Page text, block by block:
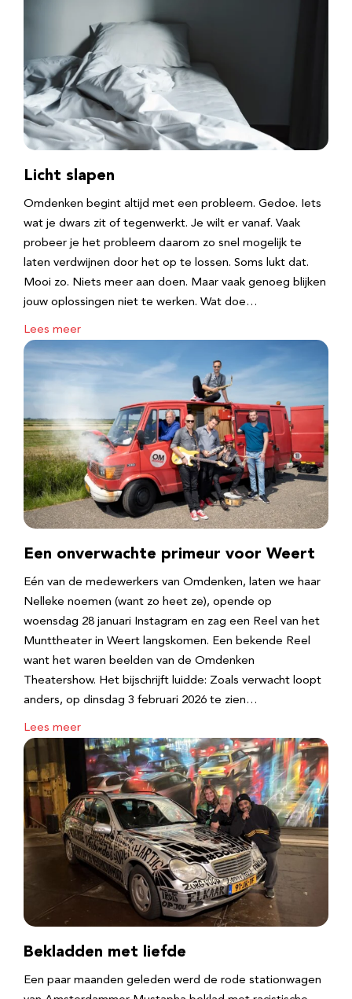
Licht slapen
Omdenken begint altijd met een probleem. Gedoe. Iets
wat je dwars zit of tegenwerkt. Je wilt er vanaf. Vaak
probeer je het probleem daarom zo snel mogelijk te
laten verdwijnen door het op te lossen. Soms lukt dat.
Mooi zo. Niets meer aan doen. Maar vaak genoeg blijken
jouw oplossingen niet te werken. Wat doe…
Lees meer
Een onverwachte primeur voor Weert
Eén van de medewerkers van Omdenken, laten we haar
Nelleke noemen (want zo heet ze), opende op
woensdag 28 januari Instagram en zag een Reel van het
Munttheater in Weert langskomen. Een bekende Reel
want het waren beelden van de Omdenken
Theatershow. Het bijschrijft luidde: Zoals verwacht loopt
anders, op dinsdag 3 februari 2026 te zien…
Lees meer
Bekladden met liefde
Een paar maanden geleden werd de rode stationwagen